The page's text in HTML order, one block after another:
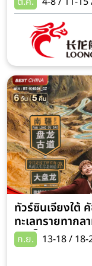
ทัวร์ซินเจียงใต้
ทะเลทรายทากล
(พักโรงแรมหรู 4
ก.ย. 13-18 / 18-